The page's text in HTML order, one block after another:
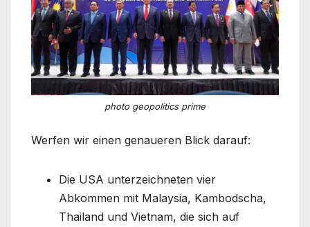
photo geopolitics prime
Werfen wir einen genaueren Blick darauf:
Die USA unterzeichneten vier
Abkommen mit Malaysia, Kambodscha,
Thailand und Vietnam, die sich auf